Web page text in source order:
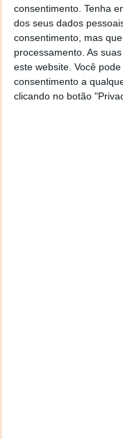
consentimento. Tenha
dos seus dados
consentimento, mas
processamento. As
este website. Você
consentimento a
clicando no botão
Segundo a NASA,
remota da fissura,
desafios para a
grande parte da
despovoadas,
direção à central e